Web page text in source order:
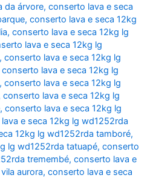
da árvore,conserto lava e seca
,conserto lava e seca 12kg
,conserto lava e seca 12kg lg
lava e seca 12kg lg
,conserto lava e seca 12kg lg
conserto lava e seca 12kg lg
,conserto lava e seca 12kg lg
conserto lava e seca 12kg lg
,conserto lava e seca 12kg lg
e seca 12kg lg wd1252rda
12kg lg wd1252rda tamboré,
lg wd1252rda tatuapé,conserto
tremembé,conserto lava e
aurora,conserto lava e seca